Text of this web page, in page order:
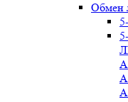
Обмен